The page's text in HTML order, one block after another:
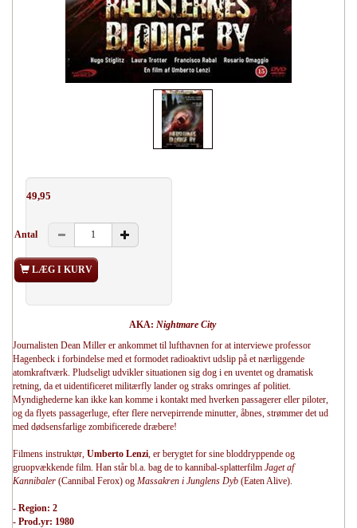
49,95
Antal
LÆG I KURV
AKA: Nightmare City
Journalisten Dean Miller er ankommet til lufthavnen for at interviewe professor
Hagenbeck i forbindelse med et formodet radioaktivt udslip på et nærliggende
atomkraftværk. Pludseligt udvikler situationen sig dog i en uventet og dramatisk
retning, da et uidentificeret militærfly lander og straks omringes af politiet.
Myndighederne kan ikke kan komme i kontakt med hverken passagerer eller piloter,
og da flyets passagerluge, efter flere nervepirrende minutter, åbnes, strømmer det ud
med dødsensfarlige zombificerede dræbere!
Filmens instruktør, Umberto Lenzi , er berygtet for sine bloddryppende og
gruopvækkende film. Han står bl.a. bag de to kannibal-splatterfilm Jaget af
Kannibaler (Cannibal Ferox) og Massakren i Junglens Dyb (Eaten Alive).
- Region: 2
- Prod.yr: 1980